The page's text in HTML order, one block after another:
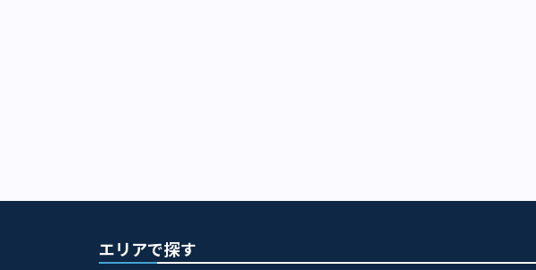
エリアで探す